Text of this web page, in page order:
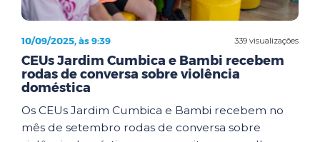
339 visualizações
10/09/2025, às 9:39
CEUs Jardim Cumbica e Bambi recebem
rodas de conversa sobre violência
doméstica
Os CEUs Jardim Cumbica e Bambi recebem no
mês de setembro rodas de conversa sobre